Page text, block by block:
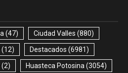
(47) Ciudad Valles (880)
(12) Destacados (6981)
(2) Huasteca Potosina (3054)